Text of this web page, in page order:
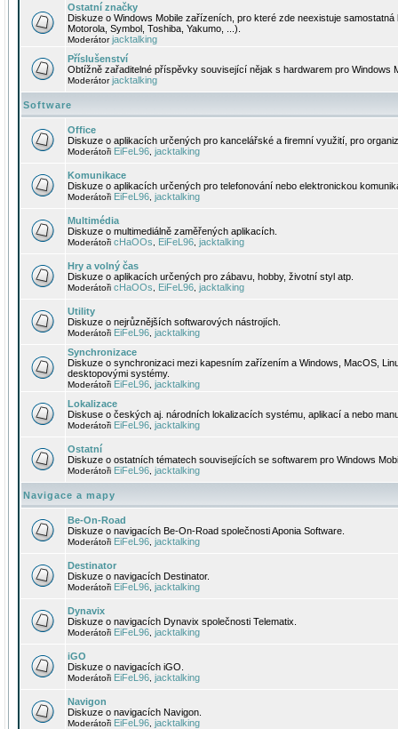
Ostatní značky
Diskuze o Windows Mobile zařízeních, pro které zde neexistuje
Motorola, Symbol, Toshiba, Yakumo, ...).
Moderátorjacktalking
Příslušenství
Obtížně zařaditelné příspěvky související nějak s hardwarem pro Windows
Moderátorjacktalking
Software
Office
Diskuze o aplikacích určených pro kancelářské a firemní využití, pro
Moderátoři EiFeL96 jacktalking
Komunikace
Diskuze o aplikacích určených pro telefonování nebo elektronickou
Moderátoři EiFeL96 jacktalking
Multimédia
Diskuze o multimediálně zaměřených aplikacích.
Moderátoři cHaOOs EiFeL96 jacktalking
Hry a volný čas
Diskuze o aplikacích určených pro zábavu, hobby, životní styl atp.
Moderátoři cHaOOs EiFeL96 jacktalking
Utility
Diskuze o nejrůznějších softwarových nástrojích.
Moderátoři EiFeL96 jacktalking
Synchronizace
Diskuze o synchronizaci mezi kapesním zařízením a Windows, MacOS,
desktopovými systémy.
Moderátoři EiFeL96 jacktalking
Lokalizace
Diskuse o českých aj. národních lokalizacích systému, aplikací a nebo
Moderátoři EiFeL96 jacktalking
Ostatní
Diskuze o ostatních tématech souvisejících se softwarem pro Windows
Moderátoři EiFeL96 jacktalking
Navigace a mapy
Be-On-Road
Diskuze o navigacích Be-On-Road společnosti Aponia Software.
Moderátoři EiFeL96 jacktalking
Destinator
Diskuze o navigacích Destinator.
Moderátoři EiFeL96 jacktalking
Dynavix
Diskuze o navigacích Dynavix společnosti Telematix.
Moderátoři EiFeL96 jacktalking
iGO
Diskuze o navigacích iGO.
Moderátoři EiFeL96 jacktalking
Navigon
Diskuze o navigacích Navigon.
Moderátoři EiFeL96 jacktalking